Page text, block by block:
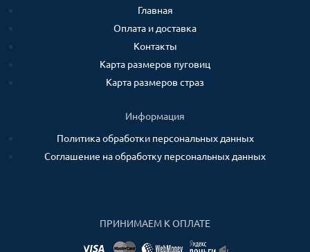
Главная
Оплата и доставка
Контакты
Карта размеров пуговиц
Карта размеров страз
Информация
Политика обработки персональных данных
Соглашение на обработку персональных данных
ПРИНИМАЕМ К ОПЛАТЕ